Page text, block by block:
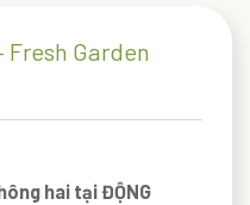
Garden
hai tại ĐỘNG